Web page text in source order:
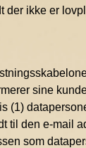
ikke er
sine
(1)
til den e-mail
som